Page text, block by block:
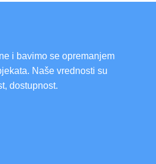
i bavimo se opremanjem
Naše vrednosti su
dostupnost.